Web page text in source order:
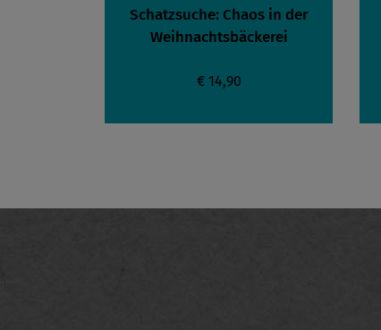
Schatzsuche: Chaos in der
Weihnachtsbäckerei
€ 14,90